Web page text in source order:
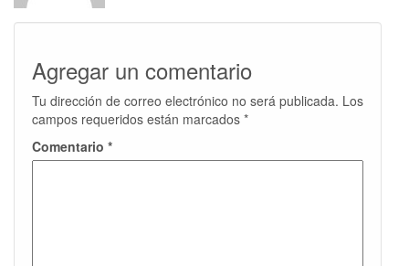
Agregar un comentario
Tu dirección de correo electrónico no será publicada. Los
campos requeridos están marcados *
Comentario *